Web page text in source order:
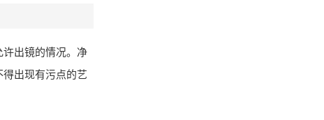
许出镜的情况。净
出现有污点的艺